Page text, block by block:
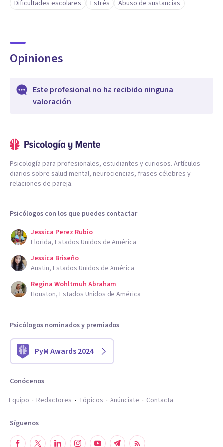
Dificultades escolares
Estrés Abuso de sustancias
Opiniones
Este profesional no ha recibido ninguna
valoración
Psicología para profesionales, estudiantes y curiosos. Artículos
diarios sobre salud mental, neurociencias, frases célebres y
relaciones de pareja.
Psicólogos con los que puedes contactar
Jessica Perez Rubio
Florida, Estados Unidos de América
Jessica Briseño
Austin, Estados Unidos de América
Regina Wohltmuh Abraham
Houston, Estados Unidos de América
Psicólogos nominados y premiados
PyM Awards 2024
Conócenos
Equipo
Redactores Tópicos Anúnciate Contacta
Síguenos